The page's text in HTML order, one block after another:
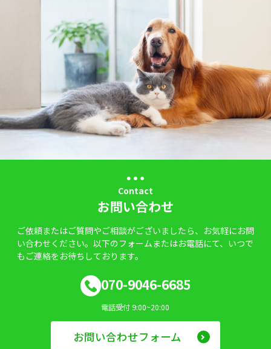
Contact
お問い合わせ
ご依頼またはご質問やご相談がございましたら、お気軽にお問
い合わせください。以下のフォームまたはお電話にて、いつで
もご連絡をお待ちしております。
070-9046-6685
電話受付 9:00~20:00
お問い合わせフォーム